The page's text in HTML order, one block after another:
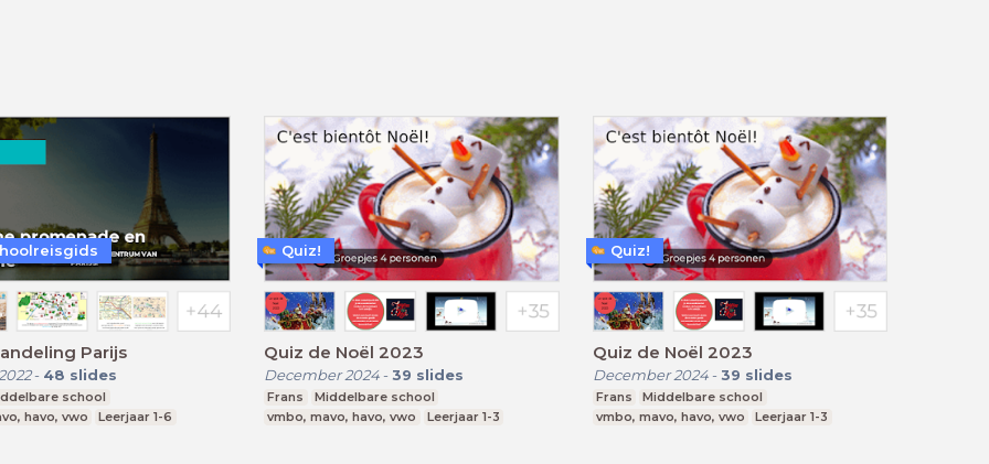
Parijs
- 48 slides
school
havo, vwo
Leerjaar 1-6
Quiz de Noël 2023
December 2024- 39 slides
Frans
Middelbare school
vmbo, mavo, havo, vwo
Leerjaar 1-3
Quiz!
Quiz de Noël 2023
December 2024- 39 slides
Frans
Middelbare school
vmbo, mavo, havo, vwo
Leerjaar 1-3
Quiz!